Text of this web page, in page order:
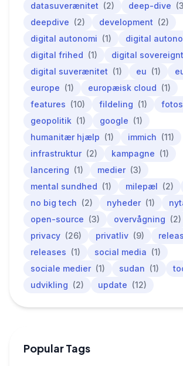
datasuverænitet (2) deep-dive
deepdive (2) development (2)
digital autonomi (1) digital
digital frihed
(1) digital
digital suverænitet (1) eu (1)
europe (1) europæisk cloud
(1)
features (10) fildeling (1) fotos
geopolitik (1) google (1)
humanitær hjælp (1) immich (11)
infrastruktur (2) kampagne (1)
lancering (1) medier (3)
mental sundhed
(1) milepæl (2)
no big tech (2) nyheder (1)
open-source (3) overvågning (2)
privacy (26) privatliv (9)
releases (1) social media (1)
sociale medier (1) sudan (1)
udvikling (2) update (12)
Popular Tags